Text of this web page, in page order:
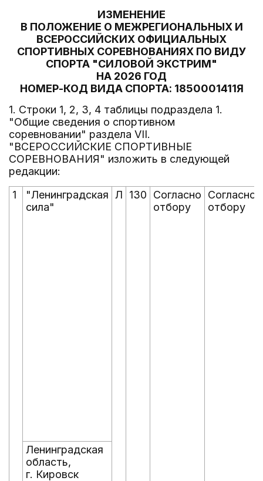
ИЗМЕНЕНИЕ
В ПОЛОЖЕНИЕ О МЕЖРЕГИОНАЛЬНЫХ И
ВСЕРОССИЙСКИХ ОФИЦИАЛЬНЫХ
СПОРТИВНЫХ СОРЕВНОВАНИЯХ ПО ВИДУ
СПОРТА "СИЛОВОЙ ЭКСТРИМ"
НА 2026 ГОД
НОМЕР-КОД ВИДА СПОРТА: 1850001411Я
1. Строки 1, 2, 3, 4 таблицы подраздела 1.
"Общие сведения о спортивном
соревновании" раздела VII.
"ВСЕРОССИЙСКИЕ СПОРТИВНЫЕ
СОРЕВНОВАНИЯ" изложить в следующей
редакции:
1
"Ленинградская
сила"
Л 130
Согласно
отбору
Согласно
отбору
Ленинградская
область,
г. Кировск